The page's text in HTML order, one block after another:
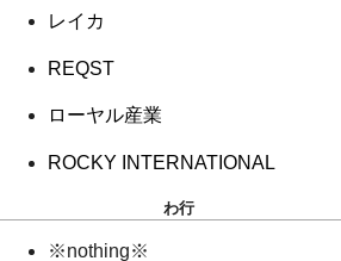
レイカ
REQST
ローヤル産業
ROCKY INTERNATIONAL
わ行
※nothing※